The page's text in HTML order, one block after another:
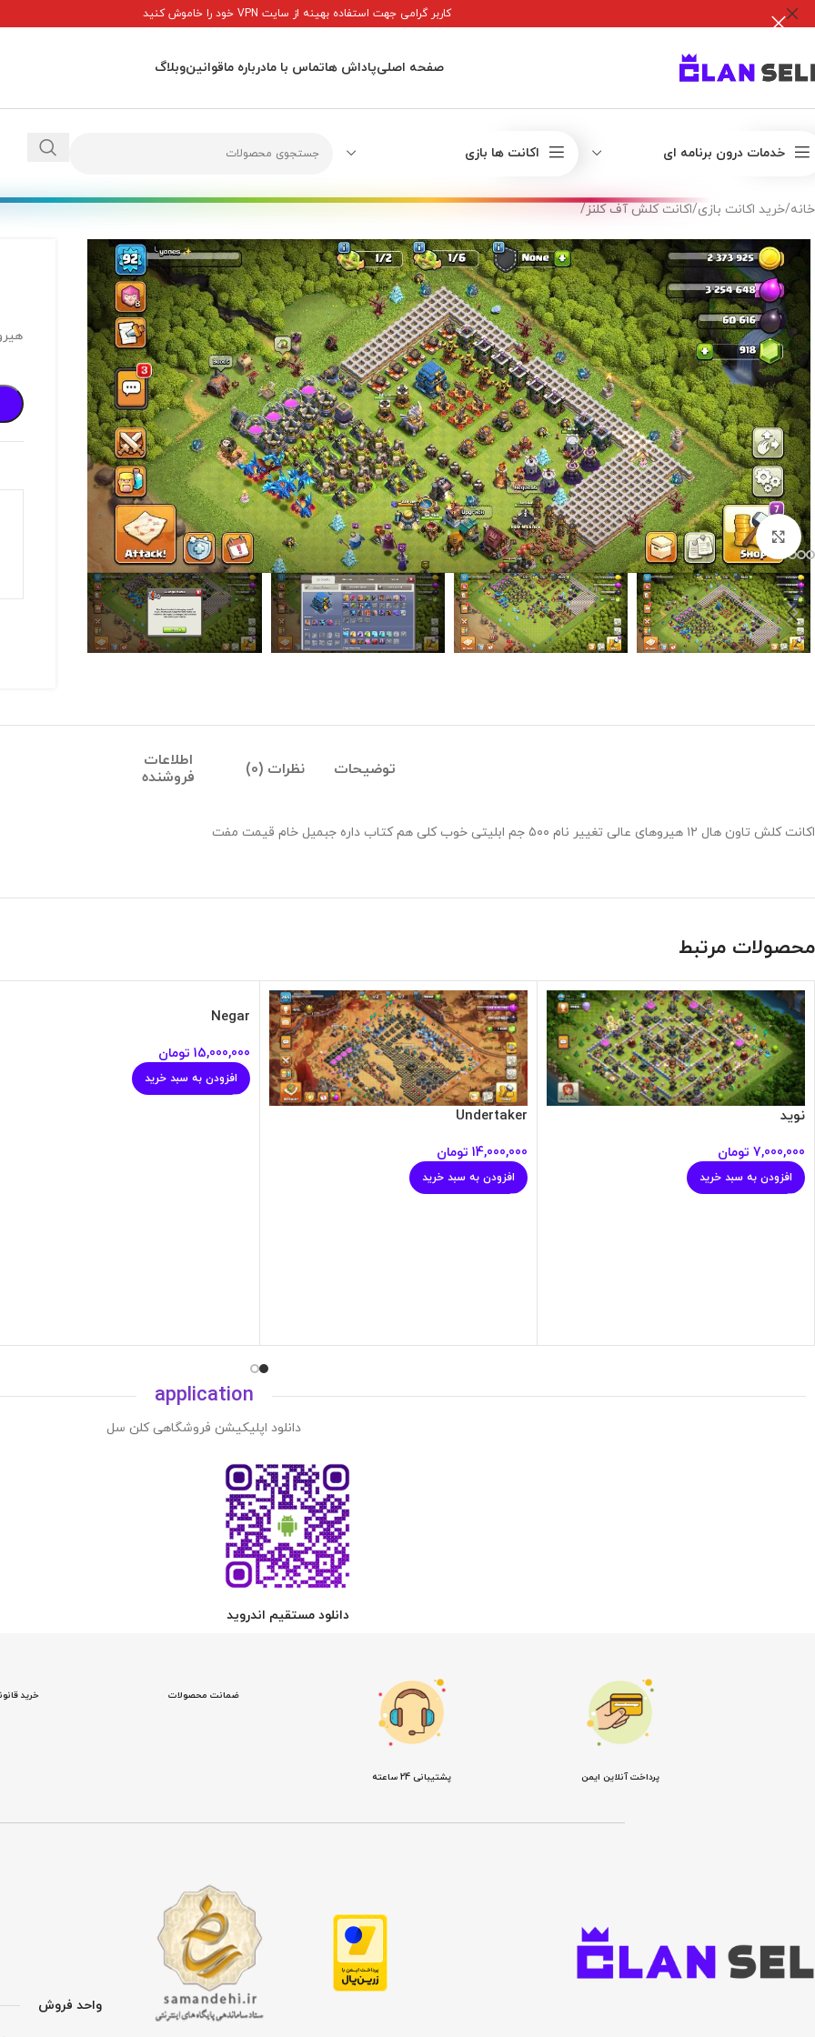
کاربر گرامی جهت استفاده بهینه از سایت VPN خود را خاموش کنید
صفحه اصلیپاداش هاتماس با مادرباره ماقوانینوبلاگ
خدمات درون برنامه ای اکانت ها بازی
خانه/خرید اکانت بازی/اکانت کلش آف کلنز/
برای بزرگنمایی کلیک کنید
توضیحات نظرات (0)
اطلاعات
فروشنده
اکانت کلش تاون هال ۱۲ هیروهای عالی تغییر نام ۵۰۰ جم ابلیتی خوب کلی هم کتاب داره جبمیل خام قیمت مفت
محصولات مرتبط
نوید
7,000,000 تومان
افزودن به سبد خرید
Undertaker
14,000,000 تومان
افزودن به سبد خرید
Negar
15,000,000 تومان
افزودن به سبد خرید
application
دانلود اپلیکیشن فروشگاهی کلن سل
دانلود مستقیم اندروید
پرداخت آنلاین ایمن پشتیبانی 24 ساعته
ضمانت محصولات خرید
واحد فروش